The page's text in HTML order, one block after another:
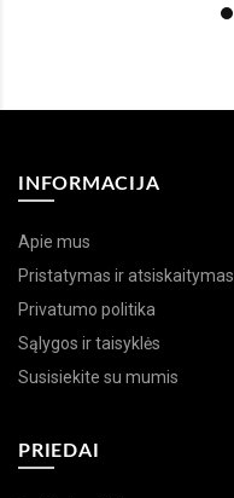
INFORMACIJA
Apie mus
Pristatymas ir atsiskaitymas
Privatumo politika
Sąlygos ir taisyklės
Susisiekite su mumis
PRIEDAI